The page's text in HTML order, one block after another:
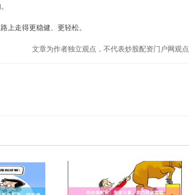
上走得更稳健、更轻松。
文章为作者独立观点，不代表炒股配资门户网观点